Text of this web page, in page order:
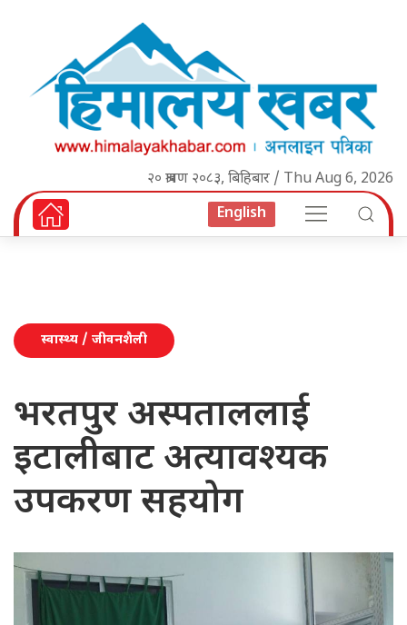
२० श्रावण २०८३, बिहिबार / Thu Aug 6, 2026
English
स्वास्थ्य / जीवनशैली
भरतपुर अस्पताललाई
इटालीबाट अत्यावश्यक
उपकरण सहयोग